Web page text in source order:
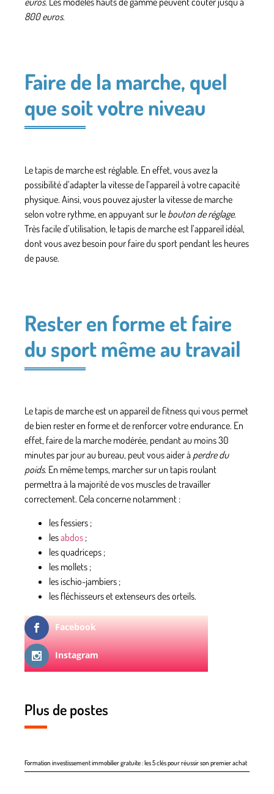
800 euros.
Faire de la marche, quel
que soit votre niveau
Le tapis de marche est réglable. En effet, vous avez la
possibilité d’adapter la vitesse de l’appareil à votre capacité
physique. Ainsi, vous pouvez ajuster la vitesse de marche
selon votre rythme, en appuyant sur le bouton de réglage.
Très facile d’utilisation, le tapis de marche est l’appareil idéal,
dont vous avez besoin pour faire du sport pendant les heures
de pause.
Rester en forme et faire
du sport même au travail
Le tapis de marche est un appareil de fitness qui vous permet
de bien rester en formeet de renforcer votre endurance. En
effet, faire de la marche modérée, pendant au moins 30
minutes par jour au bureau, peut vous aider à perdre du
poids. En même temps, marcher sur un tapis roulant
permettra à la majorité de vos muscles de travailler
correctement. Cela concerne notamment :
les fessiers ;
lesabdos ;
les quadriceps ;
les mollets ;
les ischio-jambiers ;
les fléchisseurs et extenseurs des orteils.
Facebook
Instagram
Plus de postes
Formation investissement immobilier gratuite : les 5 clés pour réussir son premier achat